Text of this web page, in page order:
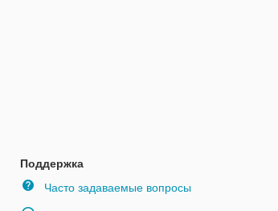
Поддержка
Часто задаваемые вопросы